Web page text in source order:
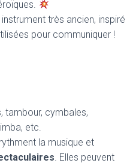
très ancien, inspiré
pour communiquer !
tambour, cymbales,
etc.
la musique et
. Elles peuvent